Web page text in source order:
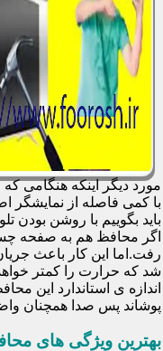
مورد دیگر اینکه هنگامی
با کمی فاصله از نمایشگر
باید بگوییم با روشن بودن
اگر محافظ هم به صفحه
رفت.اما این کار باعث
شد که حرارت را کمتر
اندازه ی استاندارد این
پوشاند پس صدا همچنان
بهترین ویژگی های